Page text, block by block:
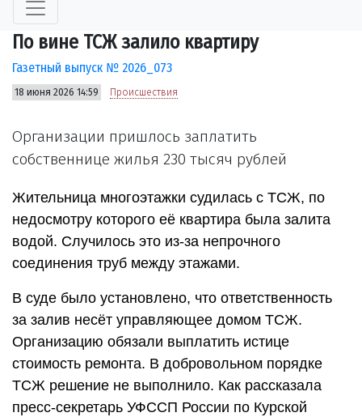
По вине ТСЖ залило квартиру
Газетный выпуск № 2026_073
18 июня 2026 14:59 Происшествия
Организации пришлось заплатить
собственнице жилья 230 тысяч рублей
Жительница многоэтажки судилась с ТСЖ, по
недосмотру которого её квартира была залита
водой. Случилось это из-за непрочного
соединения труб между этажами.
В суде было установлено, что ответственность
за залив несёт управляющее домом ТСЖ.
Организацию обязали выплатить истице
стоимость ремонта. В добровольном порядке
ТСЖ решение не выполнило. Как рассказала
пресс-секретарь УФССП России по Курской